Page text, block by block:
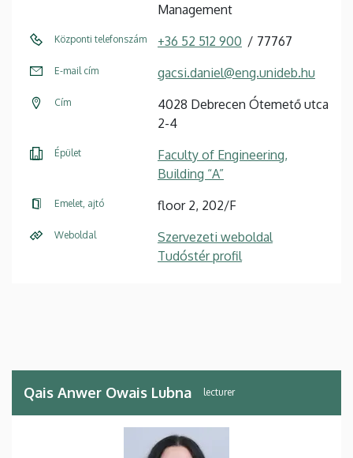
Management
Központi telefonszám +36 52 512 900 77767
E-mail cím gacsi.daniel@eng.unideb.hu
Cím
4028 Debrecen Ótemető utca
2-4
Épület
Faculty of Engineering,
Building “A”
Emelet, ajtó floor 2, 202/F
Weboldal
Szervezeti weboldal
Tudóstér profil
Qais Anwer Owais Lubna lecturer